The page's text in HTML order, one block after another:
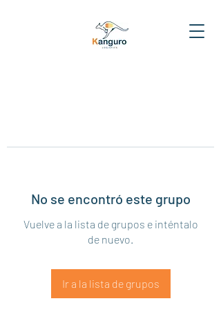
No se encontró este grupo
Vuelve a la lista de grupos e inténtalo
de nuevo.
Ir a la lista de grupos